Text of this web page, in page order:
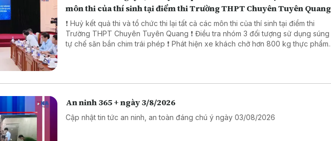
môn thi của thí sinh tại điểm thi Trường THPT Chuyên Tuyên Quang
❗ Huỷ kết quả thi và tổ chức thi lại tất cả các môn thi của thí sinh tại điểm thi
Trường THPT Chuyên Tuyên Quang ❗ Điều tra nhóm 3 đối tượng sử dụng súng
tự chế săn bắn chim trái phép ❗ Phát hiện xe khách chở hơn 800 kg thực phẩm
An ninh 365 + ngày 3/8/2026
Cập nhật tin tức an ninh, an toàn đáng chú ý ngày 03/08/2026